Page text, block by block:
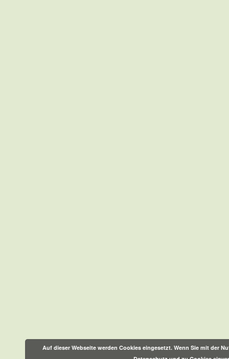
Auf dieser Webseite werden Cookies eingesetzt. Wenn Sie mit der